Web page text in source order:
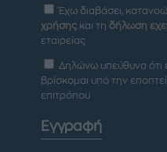
Έχω διαβάσει,
χρήσης και τη δήλωση
εταιρείας
Δηλώνω υπεύθυνα ότι
βρίσκομαι υπό την
επιτρόπου
Εγγραφή